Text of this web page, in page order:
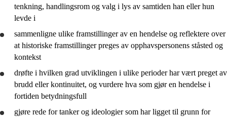
Vg3 påbygg
tenkning, handlingsrom og valg i lys av samtiden han eller hun
levde i
sammenligne ulike framstillinger av en hendelse og reflektere over
at historiske framstillinger preges av opphavspersonens ståsted og
kontekst
drøfte i hvilken grad utviklingen i ulike perioder har vært preget av
brudd eller kontinuitet, og vurdere hva som gjør en hendelse i
fortiden betydningsfull
gjøre rede fortanker og ideologier som har ligget til grunn for